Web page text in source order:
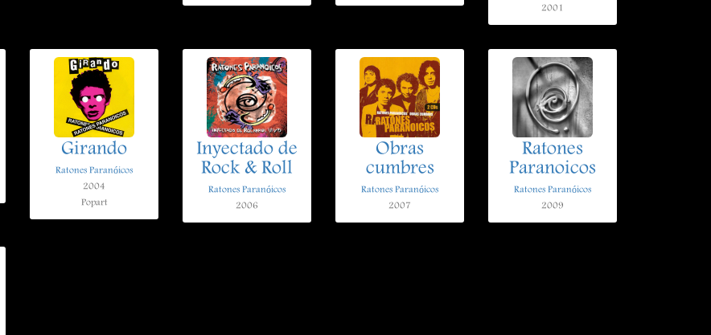
2001
Girando
Ratones Paranóicos
2004
Popart
Inyectado de
Rock & Roll
Ratones Paranóicos
2006
Obras
cumbres
Ratones Paranóicos
2007
Ratones
Paranoicos
Ratones Paranóicos
2009